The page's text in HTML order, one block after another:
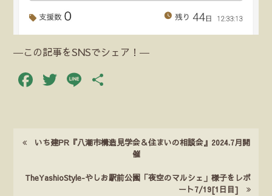
―この記事をSNSでシェア！―
Facebook
Twitter
Line
いち建PR『八潮市構造見学会＆住まいの相談会』2024.7月開
催
TheYashioStyle-やしお駅前公園「夜空のマルシェ」様子をレポ
ート7/19[1日目]